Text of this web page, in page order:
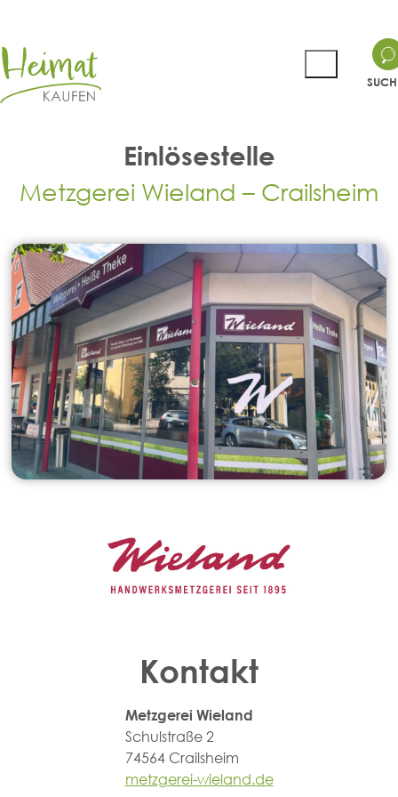
Einlösestelle
Metzgerei Wieland – Crailsheim
Kontakt
Metzgerei Wieland
Schulstraße 2
74564 Crailsheim
metzgerei-wieland.de